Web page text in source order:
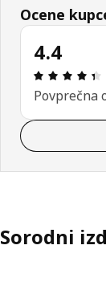
Ocene
4.4
Povprečna
Sorodni